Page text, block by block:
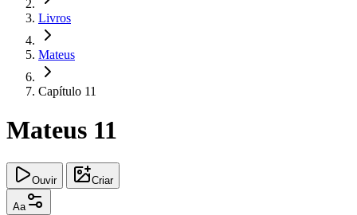
Livros
Mateus
Capítulo 11
Mateus 11
Ouvir Criar
Aa